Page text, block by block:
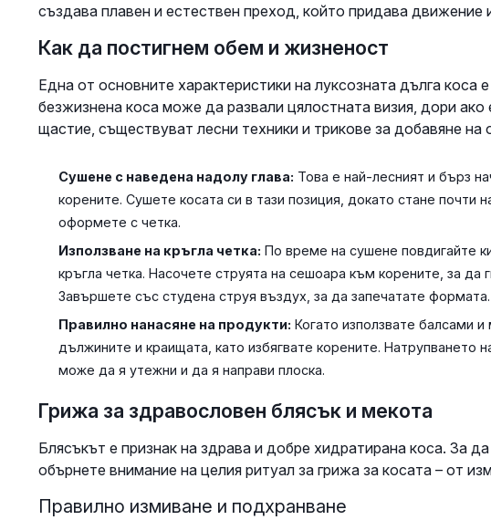
създава плавен и естествен преход, който придава движение
Как да постигнем обем и жизненост
Една от основните характеристики на луксозната дълга коса
безжизнена коса може да развали цялостната визия, дори ако
щастие, съществуват лесни техники и трикове за добавяне на
Сушене с наведена надолу глава: Това е най-лесният и бърз
корените. Сушете косата си в тази позиция, докато стане почти
оформете с четка.
Използване на кръгла четка: По време на сушене повдигайте
кръгла четка. Насочете струята на сешоара към корените, за да
Завършете със студена струя въздух, за да запечатате формата.
Правилно нанасяне на продукти: Когато използвате балсами
дължините и краищата, като избягвате корените. Натрупването
може да я утежни и да я направи плоска.
Грижа за здравословен блясък и мекота
Блясъкът е признак на здрава и добре хидратирана коса. За
обърнете внимание на целия ритуал за грижа за косата – от
Правилно измиване и подхранване